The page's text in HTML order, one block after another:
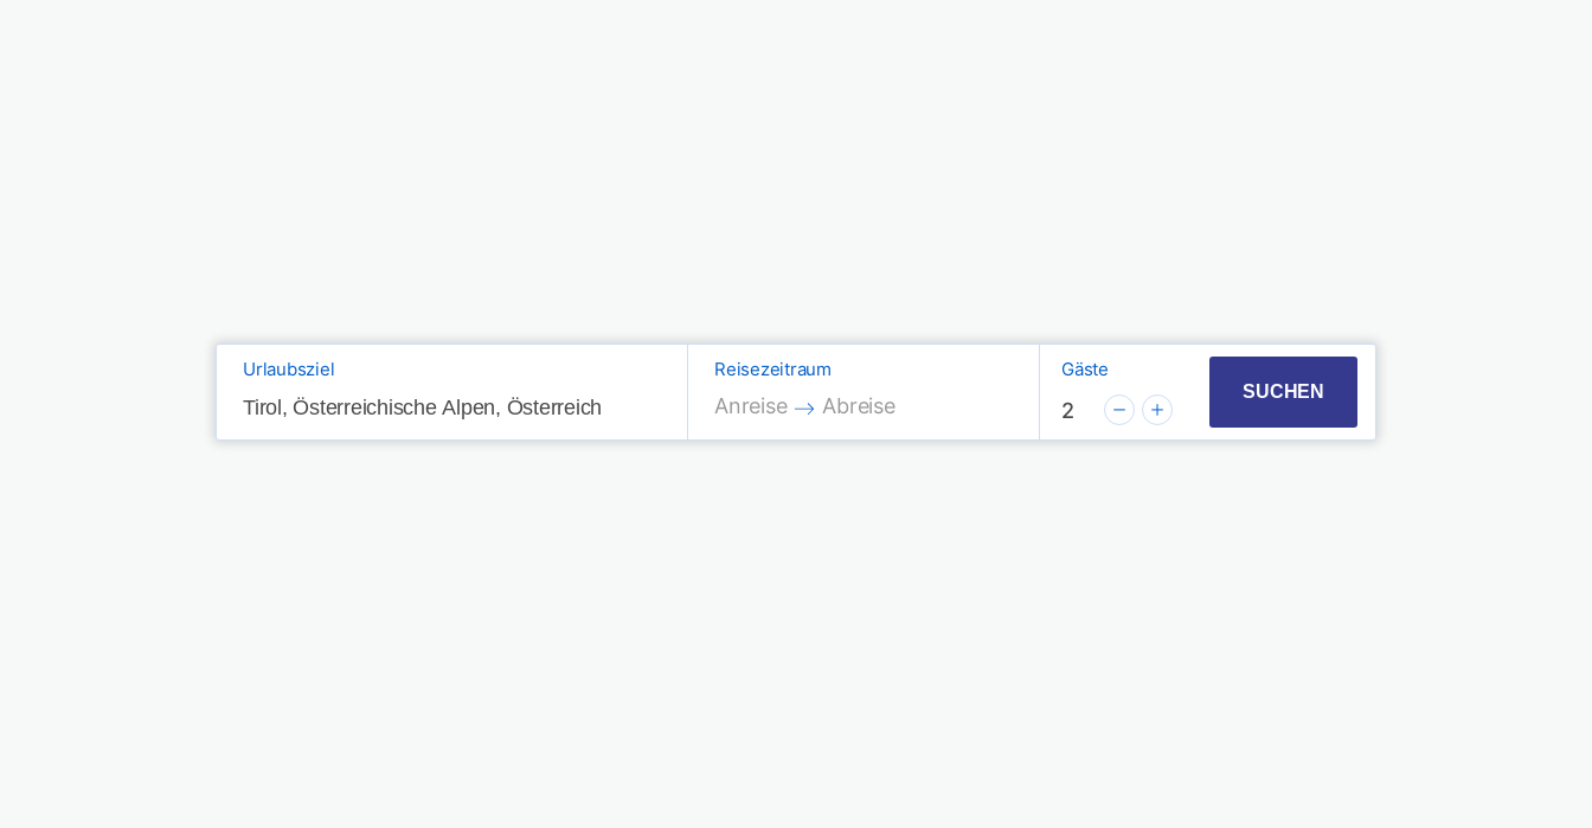
Urlaubsziel Reisezeitraum
Press the down arrow key to interact with the calendar and select a date. Press the
Anreise
Press the down arrow key to interact with the calendar and select a date.
Abreise
Gäste
2
SUCHEN